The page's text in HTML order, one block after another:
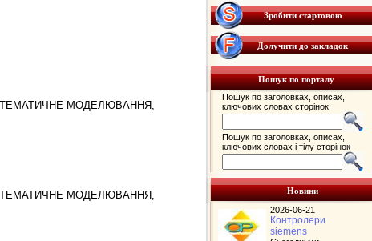
МОДЕЛЮВАННЯ,
МОДЕЛЮВАННЯ,
Зробити стартовою
Долучити до закладок
Пошук по порталу
Пошук по заголовках, описах,
ключових словах сторінок
Пошук по заголовках, описах,
ключових словах і тілу сторінок
Новини
2026-06-21
Контролери
siemens